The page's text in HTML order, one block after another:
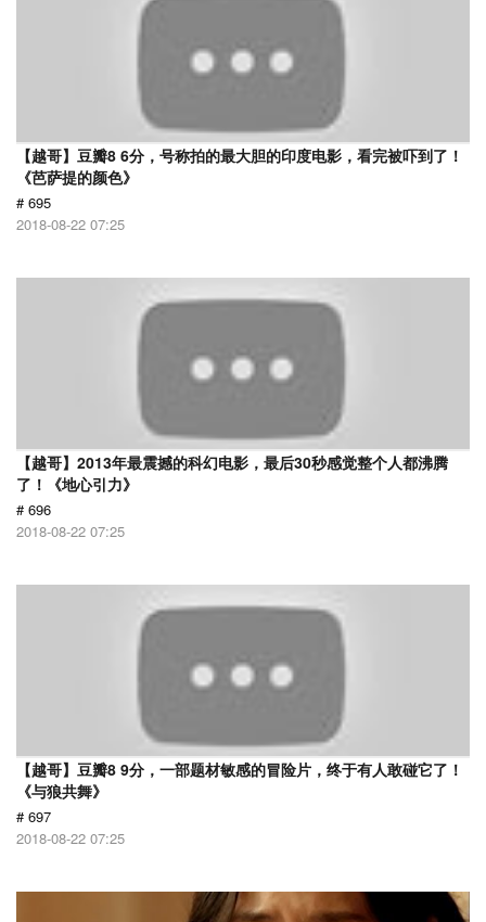
【越哥】豆瓣8 6分，号称拍的最大胆的印度电影，看完被吓到了！
《芭萨提的颜色》
# 695
2018-08-22 07:25
【越哥】2013年最震撼的科幻电影，最后30秒感觉整个人都沸腾
了！《地心引力》
# 696
2018-08-22 07:25
【越哥】豆瓣8 9分，一部题材敏感的冒险片，终于有人敢碰它了！
《与狼共舞》
# 697
2018-08-22 07:25